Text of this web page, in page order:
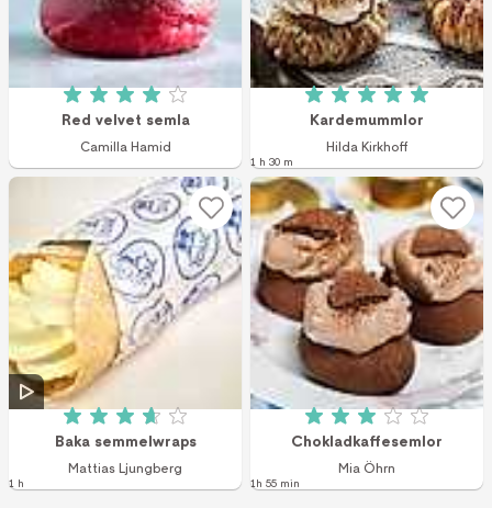
Betyg: 4 av 5 (4 röster)
Red velvet semla
Camilla Hamid
Betyg: 5 av 5 (3
Kardemummlor
Hilda Kirkhoff
1 h 30 m
Betyg: 3.7 av 5 (133 röster)
Baka semmelwraps
Mattias Ljungberg
1 h
Betyg: 3 av 5 (1
Chokladkaffesemlor
Mia Öhrn
1h 55 min